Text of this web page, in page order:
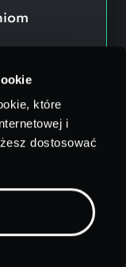
które
i
dostosować